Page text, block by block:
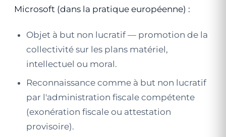
Microsoft (dans la pratique européenne) :
Objet à but non lucratif — promotion de la
collectivité sur les plans matériel,
intellectuel ou moral.
Reconnaissance comme à but non lucratif
par l'administration fiscale compétente
(exonération fiscale ou attestation
provisoire).